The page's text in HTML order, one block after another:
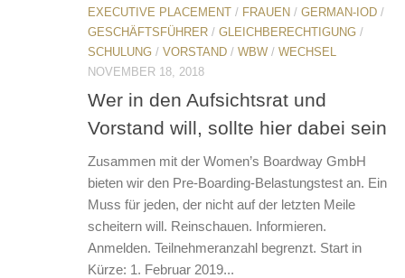
EXECUTIVE PLACEMENT / FRAUEN / GERMAN-IOD /
GESCHÄFTSFÜHRER / GLEICHBERECHTIGUNG /
SCHULUNG / VORSTAND / WBW / WECHSEL
NOVEMBER 18, 2018
Wer in den Aufsichtsrat und
Vorstand will, sollte hier dabei sein
Zusammen mit der Women’s Boardway GmbH
bieten wir den Pre-Boarding-Belastungstest an. Ein
Muss für jeden, der nicht auf der letzten Meile
scheitern will. Reinschauen. Informieren.
Anmelden. Teilnehmeranzahl begrenzt. Start in
Kürze: 1. Februar 2019...